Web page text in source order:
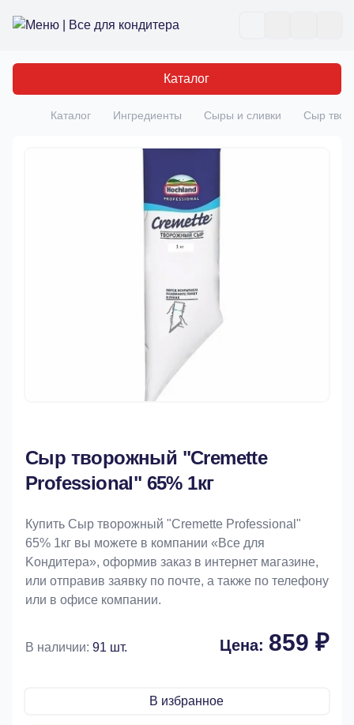
Все для кондитера
Каталог
Главная
Каталог Ингредиенты Сыры и сливки Сыр
Сыр творожный "Cremette
Professional" 65% 1кг
Купить Сыр творожный "Cremette Professional"
65% 1кг вы можете в компании «Bce для
Koндитeрa», оформив заказ в интернет магазине,
или отправив заявку по почте, а также по телефону
или в офисе компании.
В наличии: 91 шт. Цена: 859 ₽
В избранное